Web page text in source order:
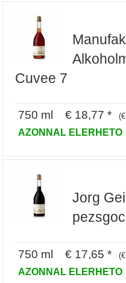
Cuvee 7
750 ml € 18,77 *
AZONNAL ELERHETO
Jorg
750 ml € 17,65 *
AZONNAL ELERHETO